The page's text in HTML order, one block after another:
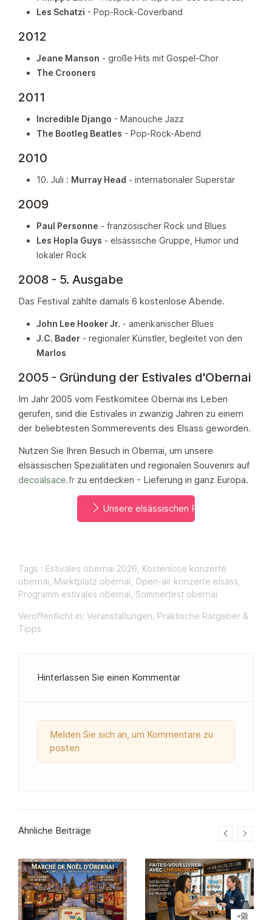
Les Schatzi - Pop-Rock-Coverband
2012
Jeane Manson - große Hits mit Gospel-Chor
The Crooners
2011
Incredible Django - Manouche Jazz
The Bootleg Beatles - Pop-Rock-Abend
2010
10. Juli : Murray Head - internationaler Superstar
2009
Paul Personne - französischer Rock und Blues
Les Hopla Guys - elsässische Gruppe, Humor und
lokaler Rock
2008 - 5. Ausgabe
Das Festival zählte damals 6 kostenlose Abende.
John Lee Hooker Jr. - amerikanischer Blues
J.C. Bader - regionaler Künstler, begleitet von den
Marlos
2005 - Gründung der Estivales d'Obernai
Im Jahr 2005 vom Festkomitee Obernai ins Leben
gerufen, sind die Estivales in zwanzig Jahren zu einem
der beliebtesten Sommerevents des Elsass geworden.
Nutzen Sie Ihren Besuch in Obernai, um unsere
elsässischen Spezialitäten und regionalen Souvenirs auf
decoalsace.fr zu entdecken - Lieferung in ganz Europa.
Unsere elsässischen Produkte
Tags : Estivales obernai 2026 Kostenlose konzerte
obernai Marktplatz obernai Open-air konzerte elsass
Programm estivales obernai Sommerfest obernai
Veröffentlicht in: Veranstaltungen Praktische Ratgeber &
Tipps
Hinterlassen Sie einen Kommentar
Melden Sie sich an, um Kommentare zu
posten
Ähnliche Beiträge